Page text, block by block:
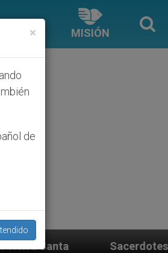
MISIÓN
alemanes fieles al
×
de